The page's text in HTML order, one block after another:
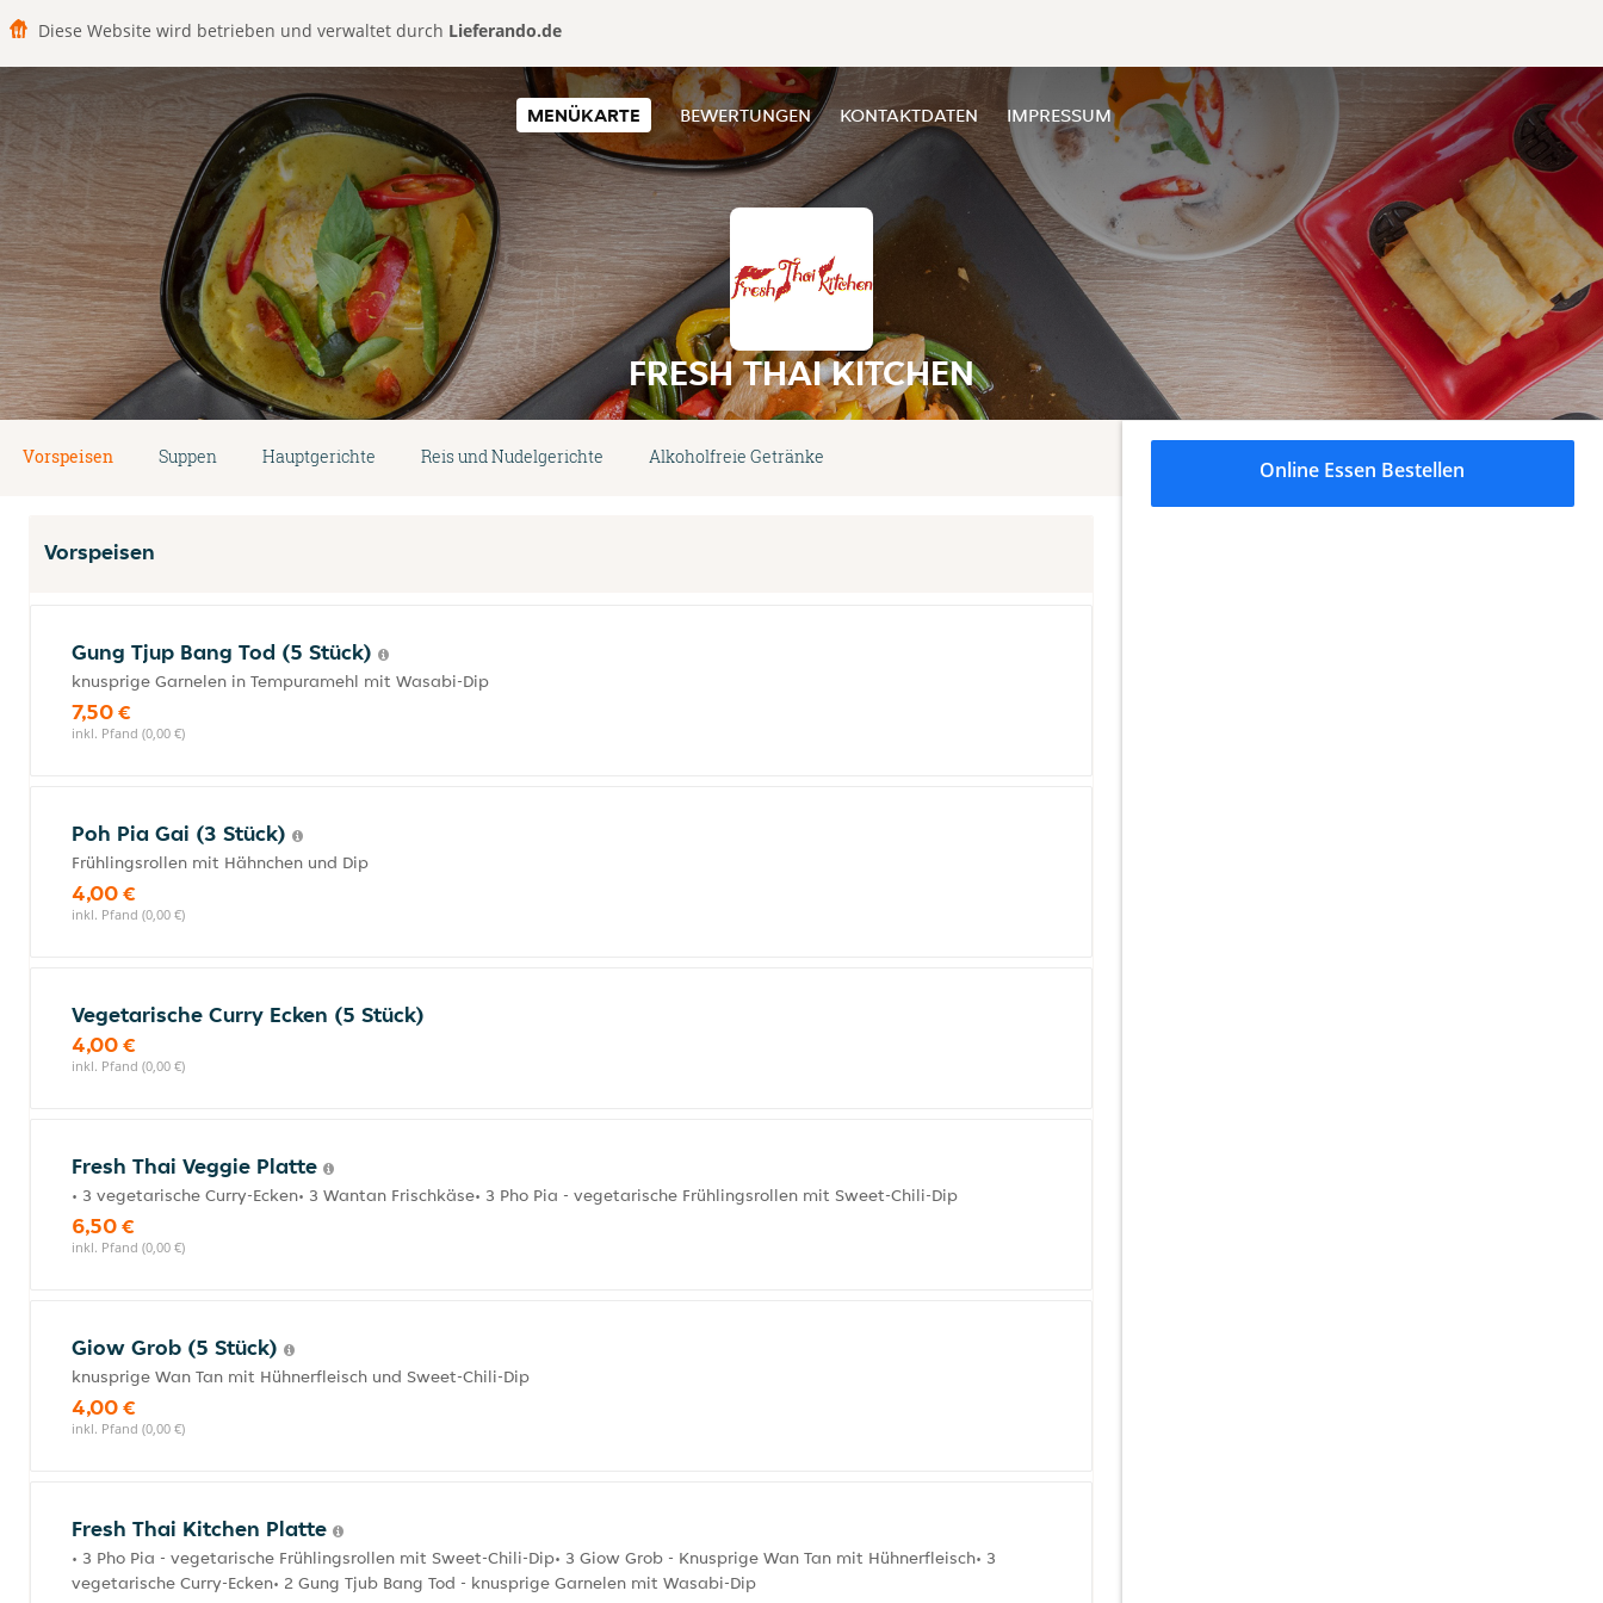
Diese Website wird betrieben und verwaltet durch Lieferando.de
MENÜKARTE BEWERTUNGEN KONTAKTDATEN IMPRESSUM
FRESH THAI KITCHEN
Vorspeisen Suppen Hauptgerichte Reis und Nudelgerichte Alkoholfreie Getränke
Vorspeisen
Gung Tjup Bang Tod (5 Stück)
knusprige Garnelen in Tempuramehl mit Wasabi-Dip
7,50 €
inkl. Pfand (0,00 €)
Poh Pia Gai (3 Stück)
Frühlingsrollen mit Hähnchen und Dip
4,00 €
inkl. Pfand (0,00 €)
Vegetarische Curry Ecken (5 Stück)
4,00 €
inkl. Pfand (0,00 €)
Fresh Thai Veggie Platte
• 3 vegetarische Curry-Ecken• 3 Wantan Frischkäse• 3 Pho Pia - vegetarische Frühlingsrollen mit Sweet-Chili-Dip
6,50 €
inkl. Pfand (0,00 €)
Giow Grob (5 Stück)
knusprige Wan Tan mit Hühnerfleisch und Sweet-Chili-Dip
4,00 €
inkl. Pfand (0,00 €)
Fresh Thai Kitchen Platte
• 3 Pho Pia - vegetarische Frühlingsrollen mit Sweet-Chili-Dip• 3 Giow Grob - Knusprige Wan Tan mit Hühnerfleisch• 3
vegetarische Curry-Ecken• 2 Gung Tjub Bang Tod - knusprige Garnelen mit Wasabi-Dip
Online Essen Bestellen